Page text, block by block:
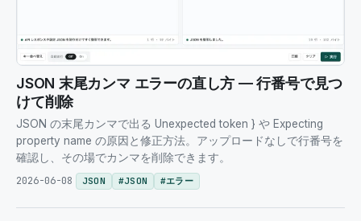
JSON 末尾カンマ エラーの直し方 — 行番号で見つ
けて削除
JSON の末尾カンマで出る Unexpected token } や Expecting
property name の原因と修正方法。アップロードなしで行番号を
確認し、その場でカンマを削除できます。
2026-06-08
JSON #JSON #エラー